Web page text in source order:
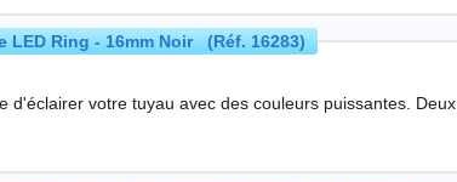
LED Ring - 16mm Noir (Réf. 16283)
tuyau avec des couleurs puissantes. Deux tailles sont disponibles, l'une